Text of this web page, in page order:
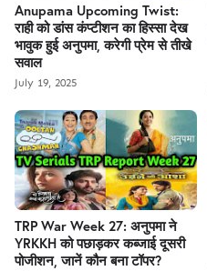
Anupama Upcoming Twist:
राही को डांस कंप्टीशन का हिस्सा देख
भावुक हुई अनुपमा, करेगी प्रेम से तीखे
सवाल
July 19, 2025
TRP War Week 27: अनुपमा ने
YRKKH को पछाड़कर कब्जाई दूसरी
पोजीशन, जानें कौन बना टॉपर?